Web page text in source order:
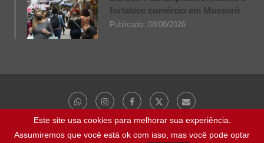
fortalece comércio em Mossoró
Publicado: 08/08/2026
Este site usa cookies para melhorar sua experiência.
Assumiremos que você está ok com isso, mas você pode optar